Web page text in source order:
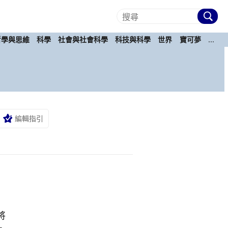
與思維 科學 社會與社會科學 科技與科學 世界 寶可夢 ...
編輯指引